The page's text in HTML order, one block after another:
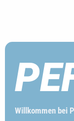
Willkommen bei